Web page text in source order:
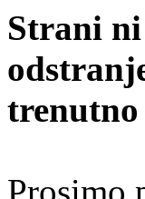
Strani
trenutno